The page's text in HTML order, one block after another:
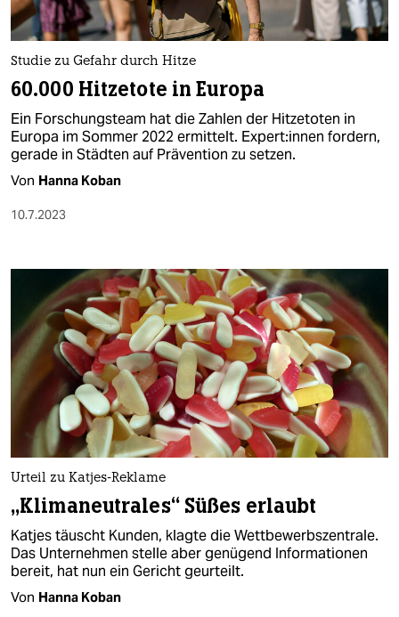
Studie zu Gefahr durch Hitze
60.000 Hitzetote in Europa
Ein Forschungsteam hat die Zahlen der Hitzetoten in
Europa im Sommer 2022 ermittelt. Ex­per­t:in­nen fordern,
gerade in Städten auf Prävention zu setzen.
Von Hanna Koban
10.7.2023
Urteil zu Katjes-Reklame
„Klimaneutrales“ Süßes erlaubt
Katjes täuscht Kun­den, klagte die Wettbewerbszentrale.
Das Unternehmen stelle aber genügend Informationen
bereit, hat nun ein Gericht geurteilt.
Von Hanna Koban